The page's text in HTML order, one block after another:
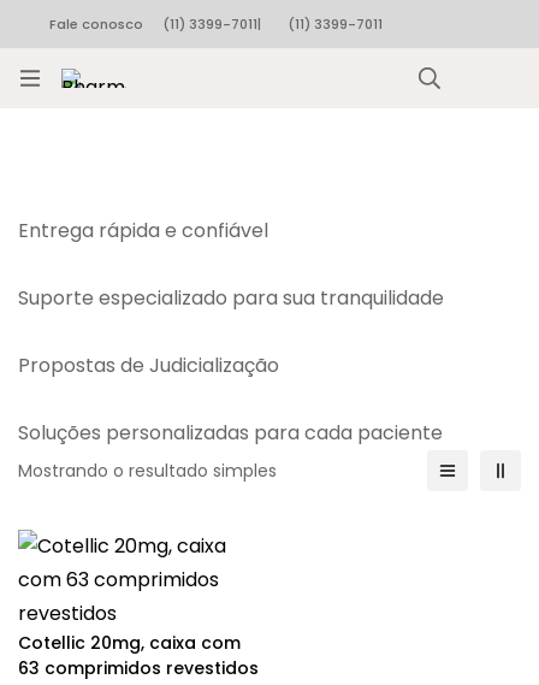
Fale conosco (11) 3399-7011|
(11) 3399-7011
Entrega rápida e confiável
Suporte especializado para sua tranquilidade
Propostas de Judicialização
Soluções personalizadas para cada paciente
Mostrando o resultado simples
Cotellic 20mg, caixa com
63 comprimidos revestidos